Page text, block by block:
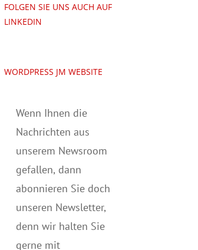
FOLGEN SIE UNS AUCH AUF
LINKEDIN
WORDPRESS JM WEBSITE
Wenn Ihnen die
Nachrichten aus
unserem Newsroom
gefallen, dann
abonnieren Sie doch
unseren Newsletter,
denn wir halten Sie
gerne mit